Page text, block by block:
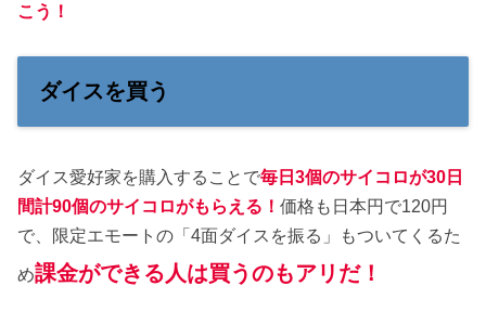
こう！
ダイスを買う
ダイス愛好家を購入することで毎日3個のサイコロが30日
間計90個のサイコロがもらえる！ 価格も日本円で120円
で、限定エモートの「4面ダイスを振る」もついてくるた
め課金ができる人は買うのもアリだ！